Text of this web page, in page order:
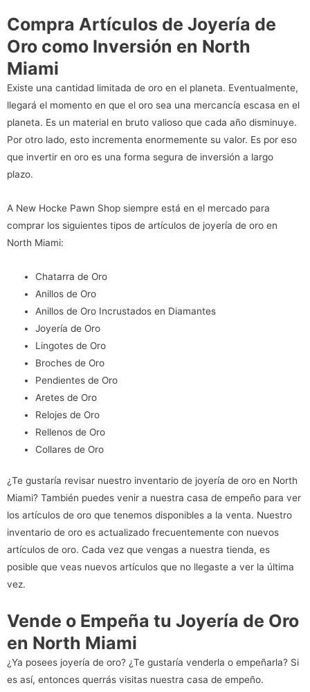
Compra Artículos de Joyería de
Oro como Inversión en North
Miami
Existe una cantidad limitada de oro en el planeta. Eventualmente,
llegará el momento en que el oro sea una mercancía escasa en el
planeta. Es un material en bruto valioso que cada año disminuye.
Por otro lado, esto incrementa enormemente su valor. Es por eso
que invertir en oro es una forma segura de inversión a largo
plazo.
A New Hocke Pawn Shop siempre está en el mercado para
comprar los siguientes tipos de artículos de joyería de oro en
North Miami:
Chatarra de Oro
Anillos de Oro
Anillos de Oro Incrustados en Diamantes
Joyería de Oro
Lingotes de Oro
Broches de Oro
Pendientes de Oro
Aretes de Oro
Relojes de Oro
Rellenos de Oro
Collares de Oro
¿Te gustaría revisar nuestro inventario de joyería de oro en North
Miami? También puedes venir a nuestra casa de empeño para ver
los artículos de oro que tenemos disponibles a la venta. Nuestro
inventario de oro es actualizado frecuentemente con nuevos
artículos de oro. Cada vez que vengas a nuestra tienda, es
posible que veas nuevos artículos que no llegaste a ver la última
vez.
Vende o Empeña tu Joyería de Oro
en North Miami
¿Ya posees joyería de oro? ¿Te gustaría venderla o empeñarla? Si
es así, entonces querrás visitas nuestra casa de empeño.